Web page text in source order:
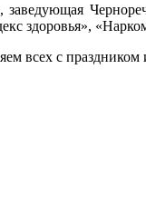
здоровья»,
всех с